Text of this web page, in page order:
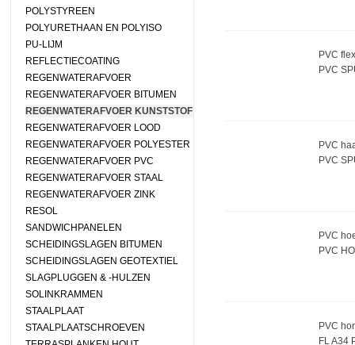
POLYSTYREEN
POLYURETHAAN EN POLYISO
PU-LIJM
REFLECTIECOATING
REGENWATERAFVOER
REGENWATERAFVOER BITUMEN
REGENWATERAFVOER KUNSTSTOF
REGENWATERAFVOER LOOD
REGENWATERAFVOER POLYESTER
REGENWATERAFVOER PVC
REGENWATERAFVOER STAAL
REGENWATERAFVOER ZINK
RESOL
SANDWICHPANELEN
SCHEIDINGSLAGEN BITUMEN
SCHEIDINGSLAGEN GEOTEXTIEL
SLAGPLUGGEN & -HULZEN
SOLINKRAMMEN
STAALPLAAT
STAALPLAATSCHROEVEN
PVC
PVC
PVC
PVC
PVC
PVC
PVC
FL A34